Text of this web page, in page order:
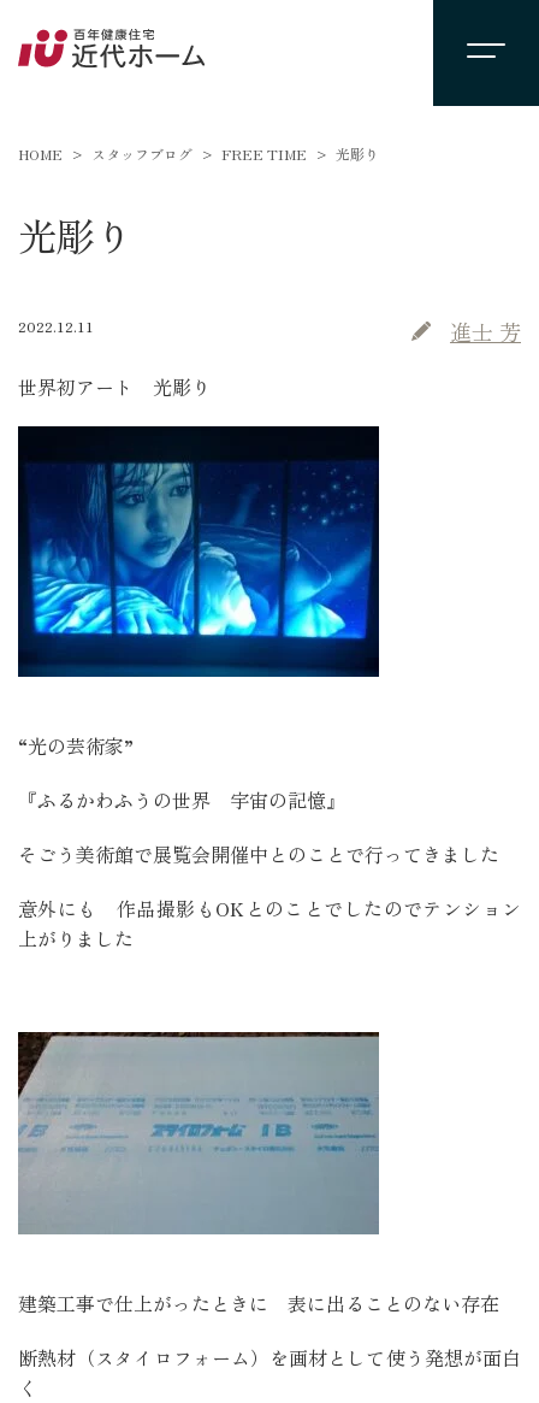
HOME スタッフブログ FREE TIME 光彫り
光彫り
2022.12.11 進士 芳
世界初アート 光彫り
“光の芸術家”
『ふるかわふうの世界 宇宙の記憶』
そごう美術館で展覧会開催中とのことで行ってきました
意外にも 作品撮影もOKとのことでしたのでテンション
上がりました
建築工事で仕上がったときに 表に出ることのない存在
断熱材（スタイロフォーム）を画材として使う発想が面白
く